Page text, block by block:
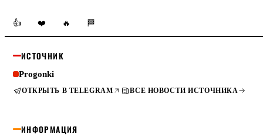
👍 ❤️ 🔥 🏁
ИСТОЧНИК
Progonki
ОТКРЫТЬ В TELEGRAM ВСЕ НОВОСТИ ИСТОЧНИКА
ИНФОРМАЦИЯ